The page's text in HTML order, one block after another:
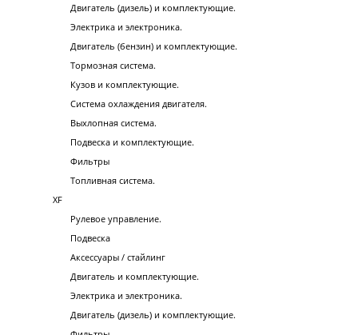
Двигатель (дизель) и комплектующие.
Электрика и электроника.
Двигатель (бензин) и комплектующие.
Тормозная система.
Кузов и комплектующие.
Система охлаждения двигателя.
Выхлопная система.
Подвеска и комплектующие.
Фильтры
Топливная система.
XF
Рулевое управление.
Подвеска
Аксессуары / стайлинг
Двигатель и комплектующие.
Электрика и электроника.
Двигатель (дизель) и комплектующие.